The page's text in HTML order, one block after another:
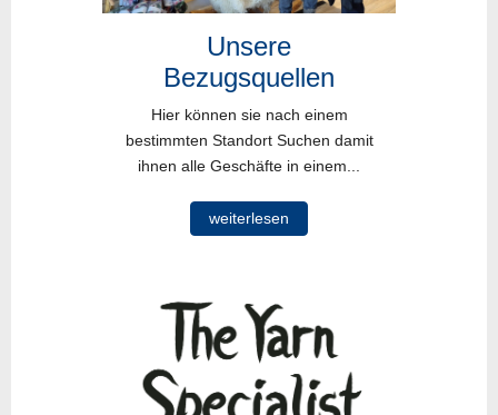
Unsere
Bezugsquellen
Hier können sie nach einem
bestimmten Standort Suchen damit
ihnen alle Geschäfte in einem...
weiterlesen